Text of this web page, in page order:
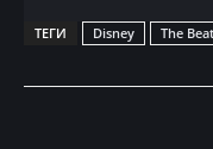
ТЕГИ Disney The